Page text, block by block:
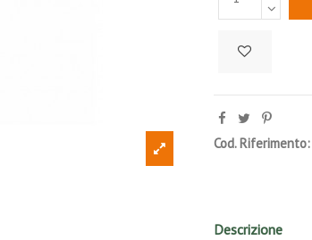
Cod. Riferimento:
Descrizione